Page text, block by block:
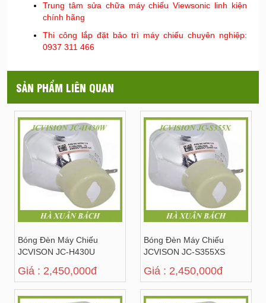
Trung tâm sửa chữa máy chiếu Viewsonic linh kiện
chính hãng
Thi công lắp đặt bảo trì máy chiếu chuyên nghiệp:
0937 311 466
SẢN PHẨM LIÊN QUAN
Bóng Đèn Máy Chiếu
JCVISON JC-H430U
Giá : 2,450,000đ
Bóng Đèn Máy Chiếu
JCVISON JC-S355XS
Giá : 2,450,000đ